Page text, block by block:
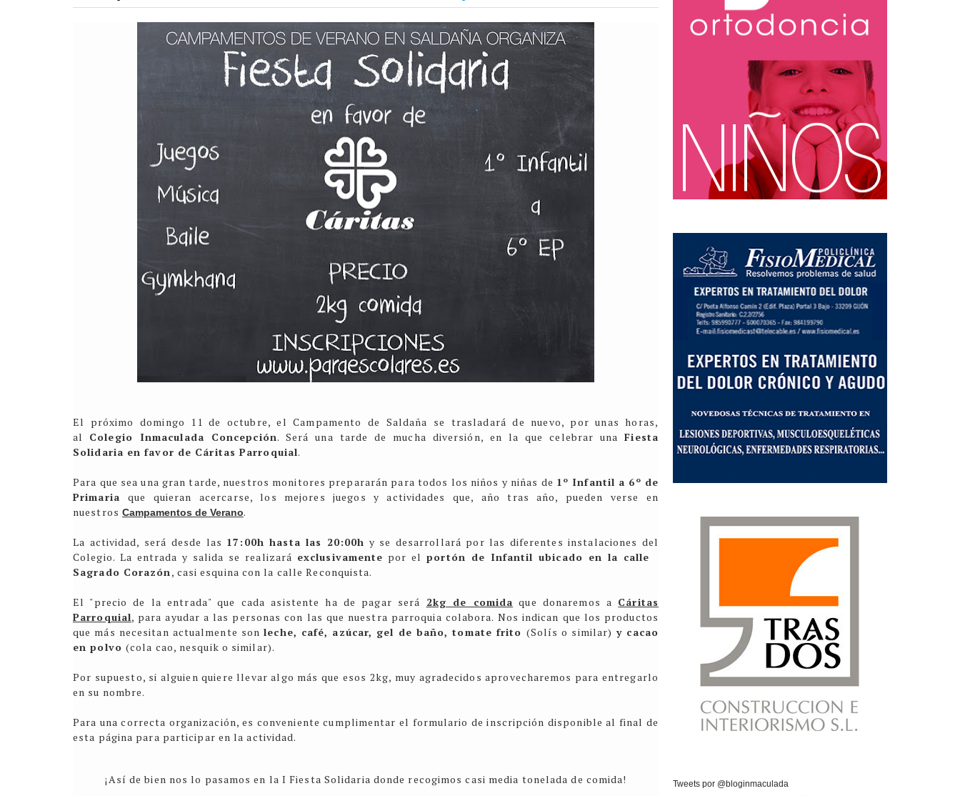
El próximo domingo 11 de octubre, el Campamento de Saldaña se trasladará de nuevo, por unas horas,
al Colegio Inmaculada Concepción. Será una tarde de mucha diversión, en la que celebrar unaFiesta
Solidaria en favor de Cáritas Parroquial.
Para que sea una gran tarde, nuestros monitores prepararán para todos los niños y niñas de 1º Infantil a 6º de
Primariaque quieran acercarse, los mejores juegos y actividades que, año tras año, pueden verse en
nuestros Campamentos de Verano.
La actividad, será desde las 17:00h hasta las 20:00h y se desarrollará por las diferentes instalaciones del
Colegio. La entrada y salida se realizará exclusivamente por elportón de Infantil ubicado en la calle
Sagrado Corazón, casi esquina con la calle Reconquista.
El "precio de la entrada" que cada asistente ha de pagar será 2kg de comida que donaremos a Cáritas
Parroquial, para ayudar a las personas con las que nuestra parroquia colabora. Nos indican que los productos
que más necesitan actualmente sonleche, café, azúcar, gel de baño, tomate frito (Solís o similar) y cacao
en polvo (cola cao, nesquik o similar).
Por supuesto, si alguien quiere llevar algo más que esos 2kg, muy agradecidos aprovecharemos para entregarlo
en su nombre.
Para una correcta organización, es conveniente cumplimentar el formulario de inscripción disponible al final de
esta página para participar en la actividad.
¡Así de bien nos lo pasamos en la I Fiesta Solidaria donde recogimos casi media tonelada de comida! Tweets por @bloginmaculada